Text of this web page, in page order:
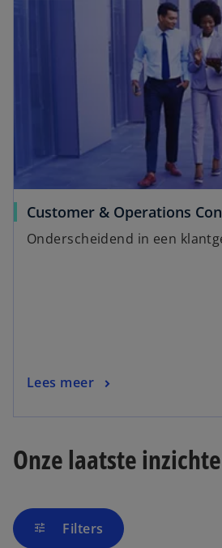
Customer & Operations
Onderscheidend in een
Lees meer
Onze laatste
tune Filters